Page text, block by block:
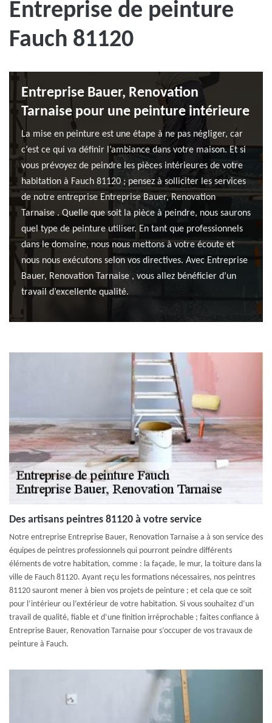
Entreprise de peinture
Fauch 81120
Entreprise Bauer, Renovation
Tarnaise pour une peinture intérieure
La mise en peinture est une étape à ne pas négliger, car
c’est ce qui va définir l’ambiance dans votre maison. Et si
vous prévoyez de peindre les pièces intérieures de votre
habitation à Fauch 81120 ; pensez à solliciter les services
de notre entreprise Entreprise Bauer, Renovation
Tarnaise . Quelle que soit la pièce à peindre, nous saurons
quel type de peinture utiliser. En tant que professionnels
dans le domaine, nous nous mettons à votre écoute et
nous nous exécutons selon vos directives. Avec Entreprise
Bauer, Renovation Tarnaise , vous allez bénéficier d’un
travail d’excellente qualité.
Des artisans peintres 81120 à votre service
Notre entreprise Entreprise Bauer, Renovation Tarnaise a à son service des
équipes de peintres professionnels qui pourront peindre différents
éléments de votre habitation, comme : la façade, le mur, la toiture dans la
ville de Fauch 81120. Ayant reçu les formations nécessaires, nos peintres
81120 sauront mener à bien vos projets de peinture ; et cela que ce soit
pour l’intérieur ou l’extérieur de votre habitation. Si vous souhaitez d’un
travail de qualité, fiable et d’une finition irréprochable ; faites confiance à
Entreprise Bauer, Renovation Tarnaise pour s’occuper de vos travaux de
peinture à Fauch.